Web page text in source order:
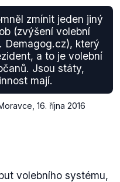
demokratů (co
subjekty shodně po 6
KDU-ČSL, ANO,
subjekty voleb
posledním období
zmínit jeden jiný
(zvýšení volební
Demagog.cz), který
a to je volební
Jsou státy,
mají.
16. října 2016
volebního systému,